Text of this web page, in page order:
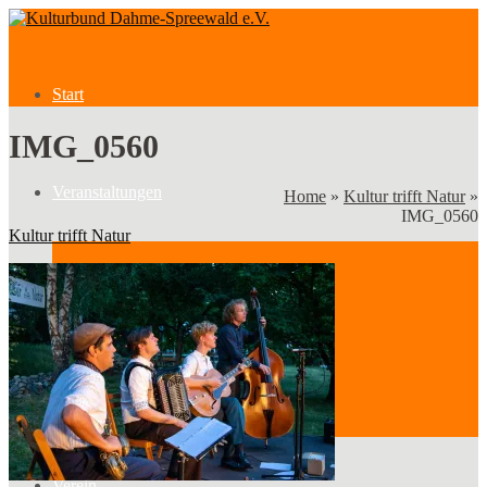
Start
Veranstaltungen
Veranstaltungen
Kategorien
IMG_0560
Home » Kultur trifft Natur »
IMG_0560
Kultur trifft Natur